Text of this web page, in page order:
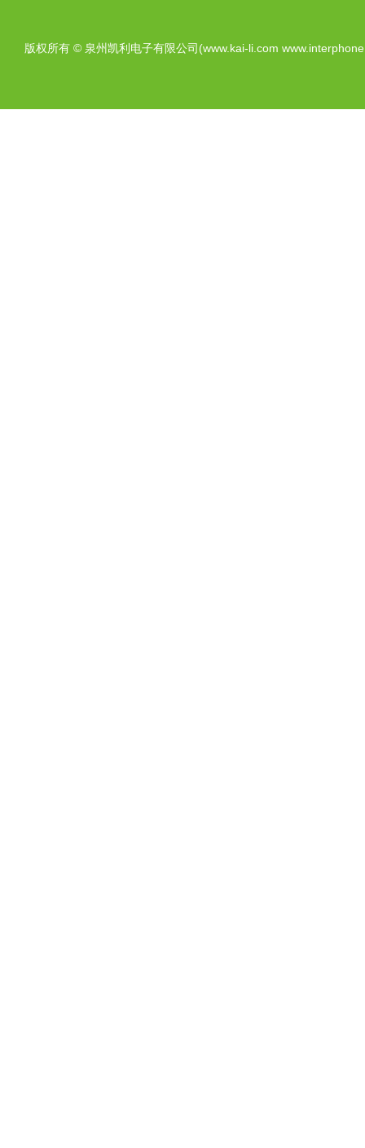
版权所有 © 泉州凯利电子有限公司(www.kai-li.com